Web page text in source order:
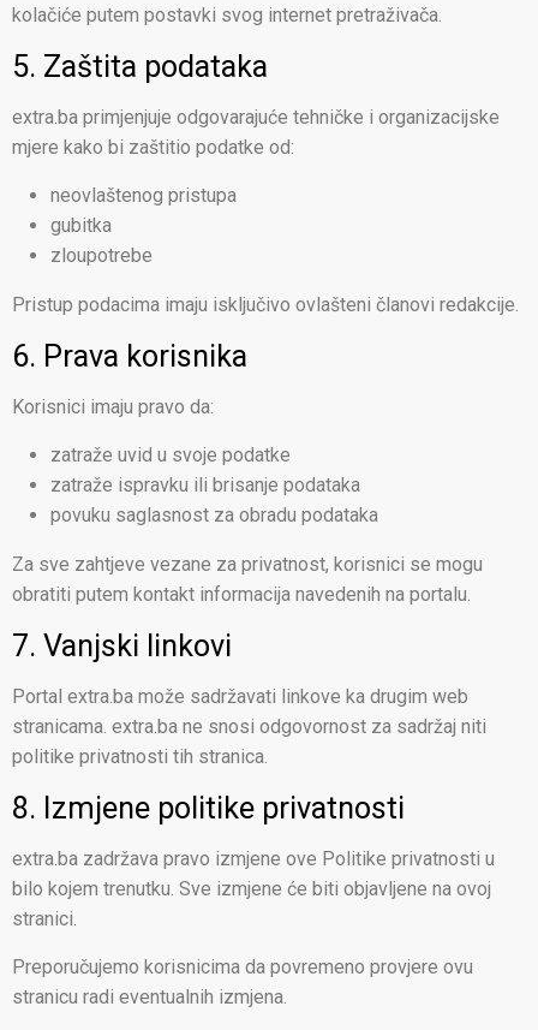
kolačiće putem postavki svog internet pretraživača.
5. Zaštita podataka
extra.ba primjenjuje odgovarajuće tehničke i organizacijske
mjere kako bi zaštitio podatke od:
neovlaštenog pristupa
gubitka
zloupotrebe
Pristup podacima imaju isključivo ovlašteni članovi redakcije.
6. Prava korisnika
Korisnici imaju pravo da:
zatraže uvid u svoje podatke
zatraže ispravku ili brisanje podataka
povuku saglasnost za obradu podataka
Za sve zahtjeve vezane za privatnost, korisnici se mogu
obratiti putem kontakt informacija navedenih na portalu.
7. Vanjski linkovi
Portal extra.ba može sadržavati linkove ka drugim web
stranicama. extra.ba ne snosi odgovornost za sadržaj niti
politike privatnosti tih stranica.
8. Izmjene politike privatnosti
extra.ba zadržava pravo izmjene ove Politike privatnosti u
bilo kojem trenutku. Sve izmjene će biti objavljene na ovoj
stranici.
Preporučujemo korisnicima da povremeno provjere ovu
stranicu radi eventualnih izmjena.